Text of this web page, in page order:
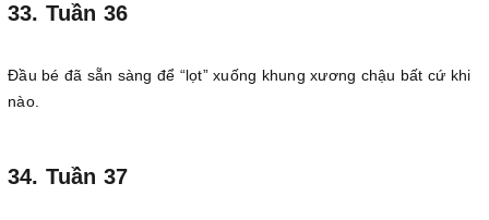
33. Tuần 36
Đầu bé đã sẵn sàng để “lọt” xuống khung xương chậu bất cứ khi
nào.
34. Tuần 37